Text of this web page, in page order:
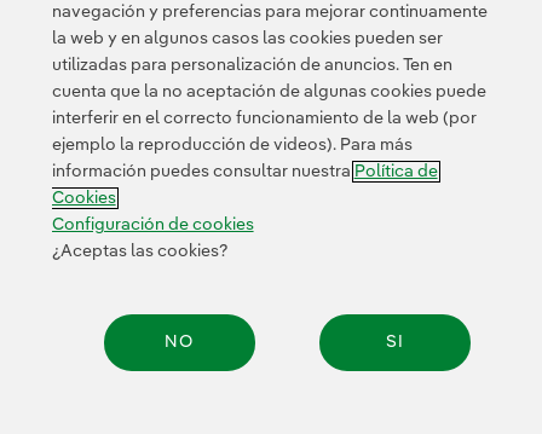
Contacta Política de Privacidad Información legal
Política de cookies Configuración de cookies Accesibilidad
Canal de denuncias
© 2026 Iberdrola, S.A. Reservados todos los derechos.
navegación y preferencias para mejorar continuamente
la web y en algunos casos las cookies pueden ser
utilizadas para personalización de anuncios. Ten en
cuenta que la no aceptación de algunas cookies puede
interferir en el correcto funcionamiento de la web (por
ejemplo la reproducción de videos). Para más
información puedes consultar nuestra Política de
Cookies
Configuración de cookies
¿Aceptas las cookies?
NO SI